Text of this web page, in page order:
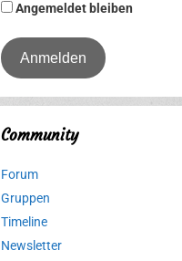
Angemeldet bleiben
Community
Forum
Gruppen
Timeline
Newsletter